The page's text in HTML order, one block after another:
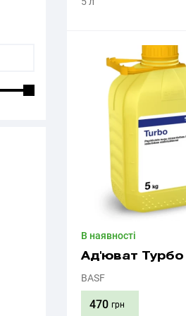
В наявності
Ад'юват Турбо
BASF
470 грн